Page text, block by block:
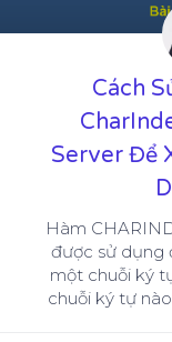
Cách
Server Để
Hàm
được sử dụng
một chuỗi ký
chuỗi ký tự